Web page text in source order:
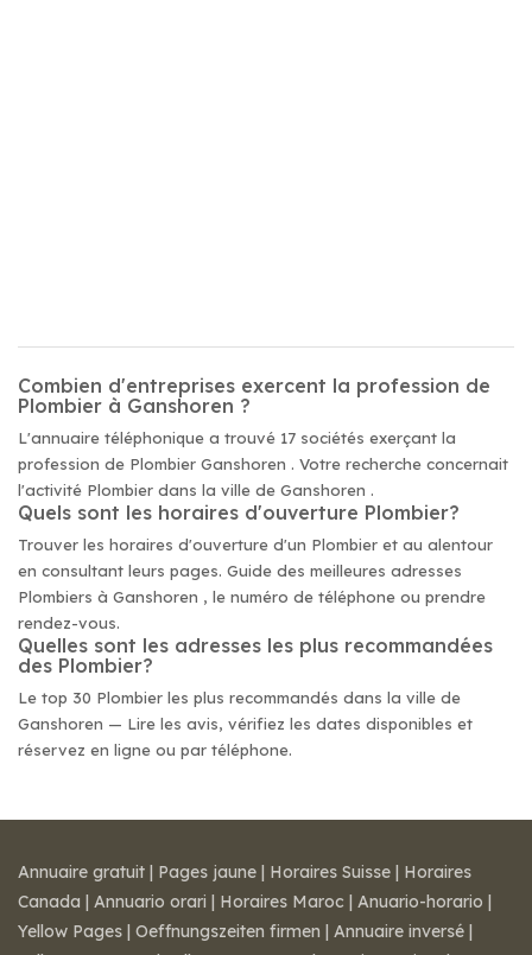
Combien d'entreprises exercent la profession de
Plombier à Ganshoren ?
L'annuaire téléphonique a trouvé 17 sociétés exerçant la
profession de Plombier Ganshoren . Votre recherche concernait
l'activité Plombier dans la ville de Ganshoren .
Quels sont les horaires d'ouverture Plombier?
Trouver les horaires d'ouverture d'un Plombier et au alentour
en consultant leurs pages. Guide des meilleures adresses
Plombiers à Ganshoren , le numéro de téléphone ou prendre
rendez-vous.
Quelles sont les adresses les plus recommandées
des Plombier?
Le top 30 Plombier les plus recommandés dans la ville de
Ganshoren — Lire les avis, vérifiez les dates disponibles et
réservez en ligne ou par téléphone.
Annuaire gratuit | Pages jaune | Horaires Suisse | Horaires
Canada | Annuario orari | Horaires Maroc | Anuario-horario |
Yellow Pages | Oeffnungszeiten firmen | Annuaire inversé |